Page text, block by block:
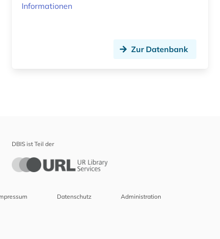
Informationen
Zur Datenbank
DBIS ist Teil der
Datenschutz Administration